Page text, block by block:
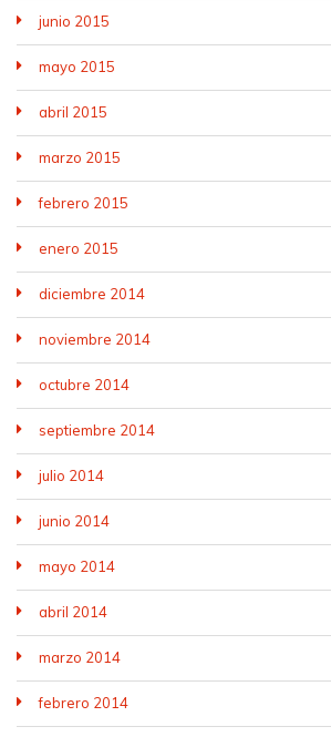
junio 2015
mayo 2015
abril 2015
marzo 2015
febrero 2015
enero 2015
diciembre 2014
noviembre 2014
octubre 2014
septiembre 2014
julio 2014
junio 2014
mayo 2014
abril 2014
marzo 2014
febrero 2014